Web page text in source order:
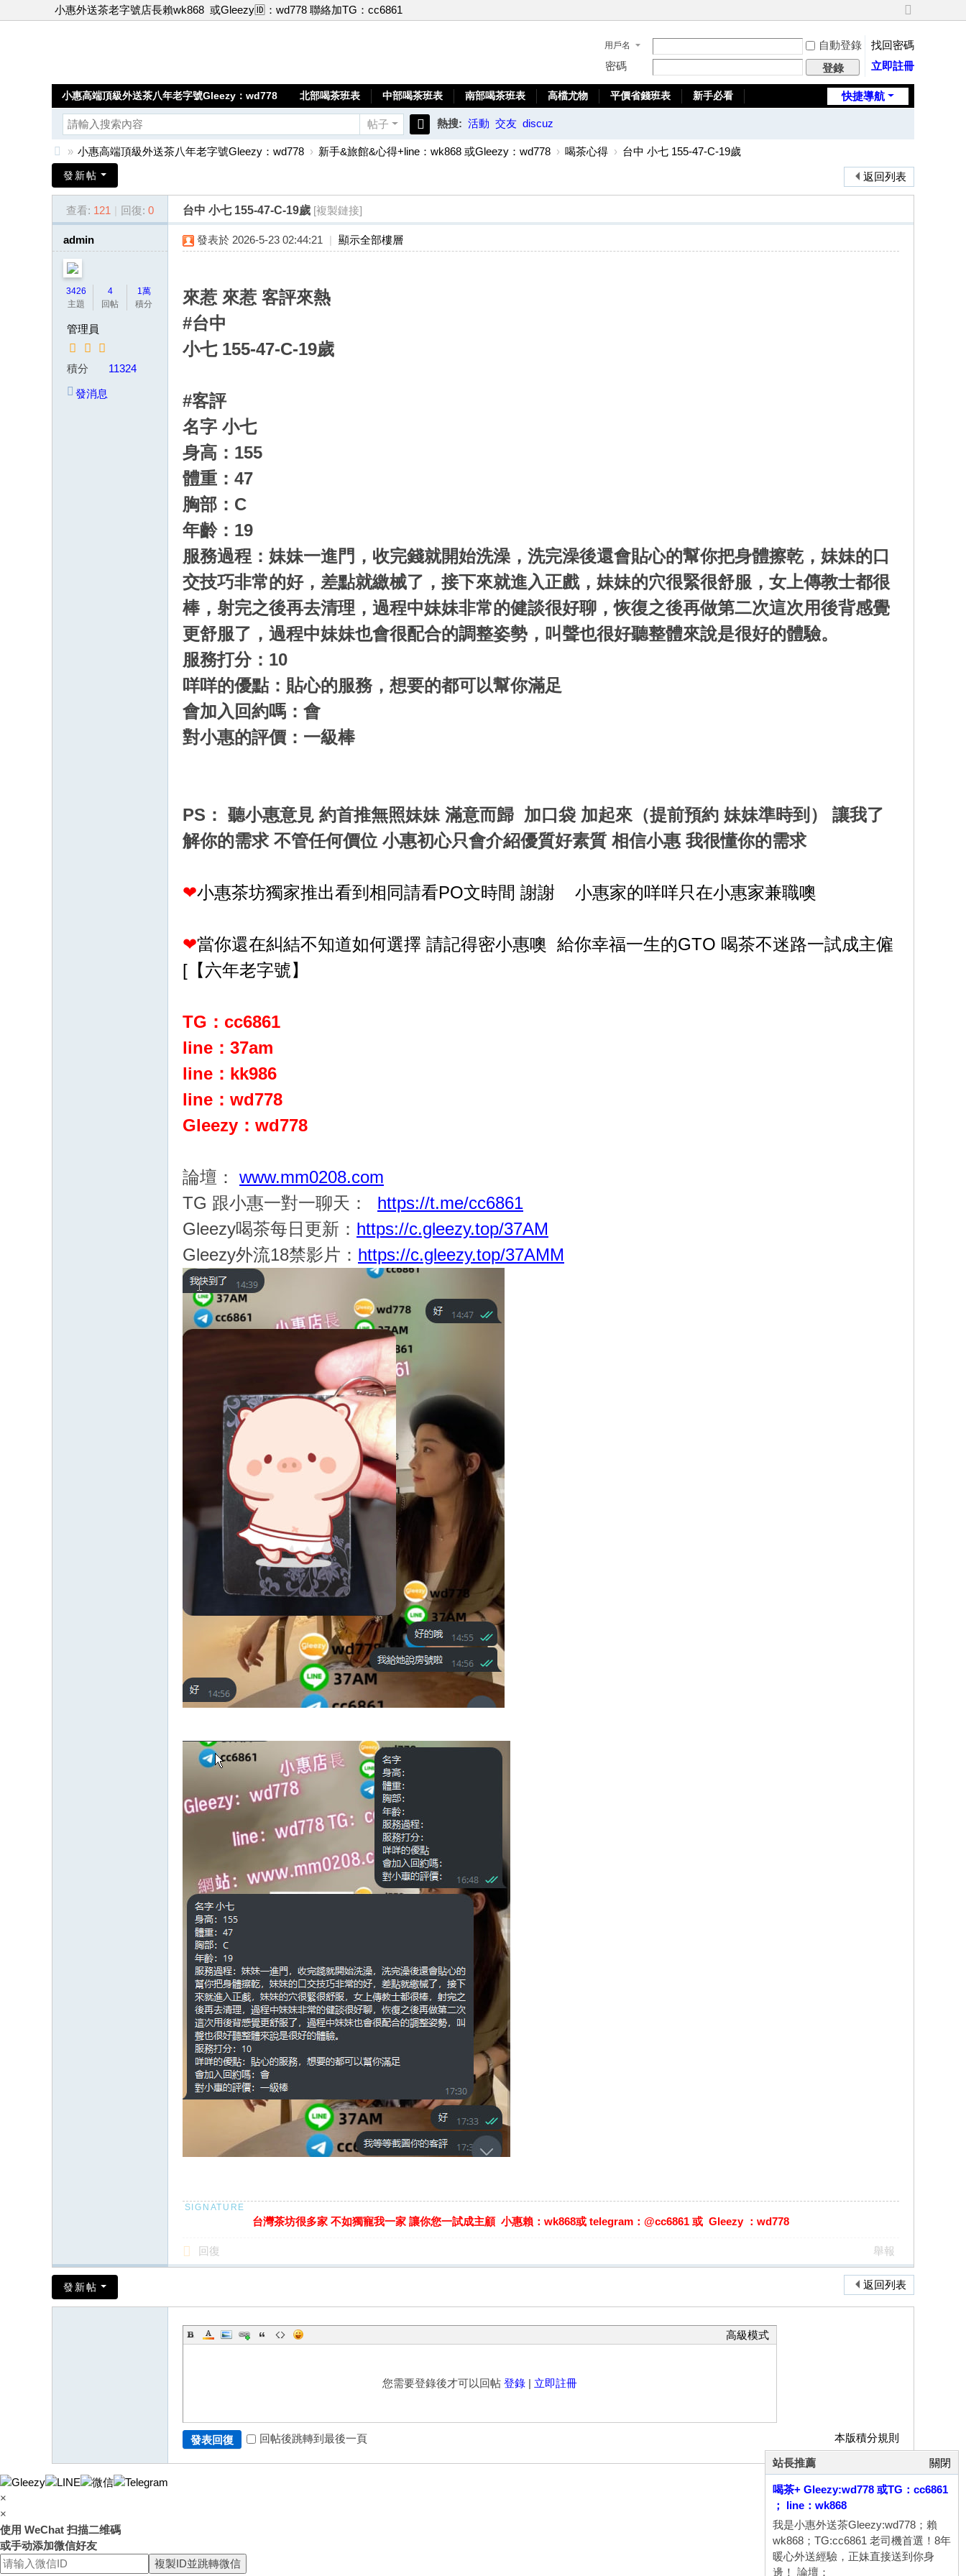
小惠外送茶老字號店長賴wk868 或Gleezy🆔：wd778 聯絡加TG：cc6861
切
到
寬
版
用戶名 自動登錄
找回密碼
密碼
登錄 立即註冊
快捷導航
小惠高端頂級外送茶八年老字號Gleezy：wd778 北部喝茶班表 中部喝茶班表 南部喝茶班表 高檔尤物 平價省錢班表
新手必看
帖子 熱搜: 活動 交友 discuz
惠
頂
» 小惠高端頂級外送茶八年老字號Gleezy：wd778 › 新手&旅館&心得+line：wk868 或Gleezy：wd778 › 喝茶心得 › 台中 小七 155-47-C-19歲
返回列表
發新帖
查看: 121 | 回復: 0 台中 小七 155-47-C-19歲 [複製鏈接]
admin
3426
主題
4
回帖
1萬
積分
管理員
積分 11324
發消息
發表於 2026-5-23 02:44:21 | 顯示全部樓層
來惹 來惹 客評來熱
#台中
小七 155-47-C-19歲
#客評
名字 小七
身高：155
體重：47
胸部：C
年齡：19
服務過程：妹妹一進門，收完錢就開始洗澡，洗完澡後還會貼心的幫你把身體擦乾，妹妹的口
交技巧非常的好，差點就繳械了，接下來就進入正戲，妹妹的穴很緊很舒服，女上傳教士都很
棒，射完之後再去清理，過程中妹妹非常的健談很好聊，恢復之後再做第二次這次用後背感覺
更舒服了，過程中妹妹也會很配合的調整姿勢，叫聲也很好聽整體來說是很好的體驗。
服務打分：10
咩咩的優點：貼心的服務，想要的都可以幫你滿足
會加入回約嗎：會
對小惠的評價：一級棒
PS： 聽小惠意見 約首推無照妹妹 滿意而歸 加口袋 加起來（提前預約 妹妹準時到） 讓我了
解你的需求 不管任何價位 小惠初心只會介紹優質好素質 相信小惠 我很懂你的需求
❤小惠茶坊獨家推出看到相同請看PO文時間 謝謝 小惠家的咩咩只在小惠家兼職噢
❤當你還在糾結不知道如何選擇 請記得密小惠噢 給你幸福一生的GTO 喝茶不迷路一試成主僱
[【六年老字號】
TG：cc6861
line：37am
line：kk986
line：wd778
Gleezy：wd778
論壇： www.mm0208.com
TG 跟小惠一對一聊天： https://t.me/cc6861
Gleezy喝茶每日更新： https://c.gleezy.top/37AM
Gleezy外流18禁影片： https://c.gleezy.top/37AMM
台灣茶坊很多家 不如獨寵我一家 讓你您一試成主顧 小惠賴：wk868或 telegram：@cc6861 或 Gleezy ：wd778
回復 舉報
返回列表
發新帖
高級模式
您需要登錄後才可以回帖 登錄 | 立即註冊
本版積分規則
發表回復 回帖後跳轉到最後一頁
關閉
站長推薦
喝茶+ Gleezy:wd778 或TG：cc6861
； line：wk868
我是小惠外送茶Gleezy:wd778；賴
wk868；TG:cc6861 老司機首選！8年
暖心外送經驗，正妹直接送到你身
邊！ 論壇：
×
×
使用 WeChat 扫描二维碼
或手动添加微信好友
複製ID並跳轉微信